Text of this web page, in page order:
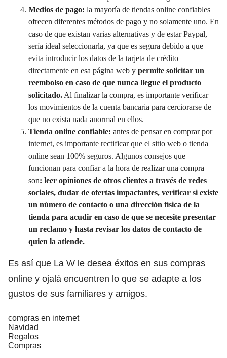
Medios de pago: la mayoría de tiendas online confiables
ofrecen diferentes métodos de pago y no solamente uno. En
caso de que existan varias alternativas y de estar Paypal,
sería ideal seleccionarla, ya que es segura debido a que
evita introducir los datos de la tarjeta de crédito
directamente en esa página web y permite solicitar un
reembolso en caso de que nunca llegue el producto
solicitado. Al finalizar la compra, es importante verificar
los movimientos de la cuenta bancaria para cerciorarse de
que no exista nada anormal en ellos.
Tienda online confiable: antes de pensar en comprar por
internet, es importante rectificar que el sitio web o tienda
online sean 100% seguros. Algunos consejos que
funcionan para confiar a la hora de realizar una compra
son: leer opiniones de otros clientes a través de redes
sociales, dudar de ofertas impactantes, verificar si existe
un número de contacto o una dirección física de la
tienda para acudir en caso de que se necesite presentar
un reclamo y hasta revisar los datos de contacto de
quien la atiende.
Es así que La W le desea éxitos en sus compras
online y ojalá encuentren lo que se adapte a los
gustos de sus familiares y amigos.
compras en internet
Navidad
Regalos
Compras